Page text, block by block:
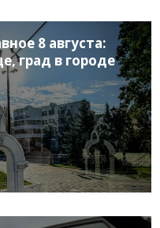
8 августа:
град в городе